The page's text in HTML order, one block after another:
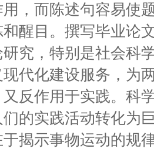
，而陈述句容易使
和醒目。撰写毕业论
究，特别是社会科
代化建设服务，为
反作用于实践。科
的实践活动转化为
揭示事物运动的规